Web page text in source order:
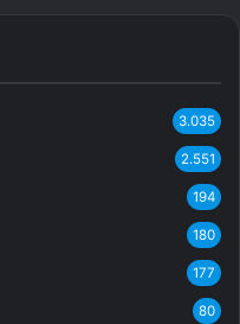
3.035
2.551
194
180
177
80